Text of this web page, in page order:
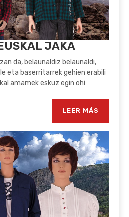
JAKA
da, belaunaldiz belaunaldi,
eta baserritarrek gehien erabili
amamek eskuz egin ohi
LEER MÁS